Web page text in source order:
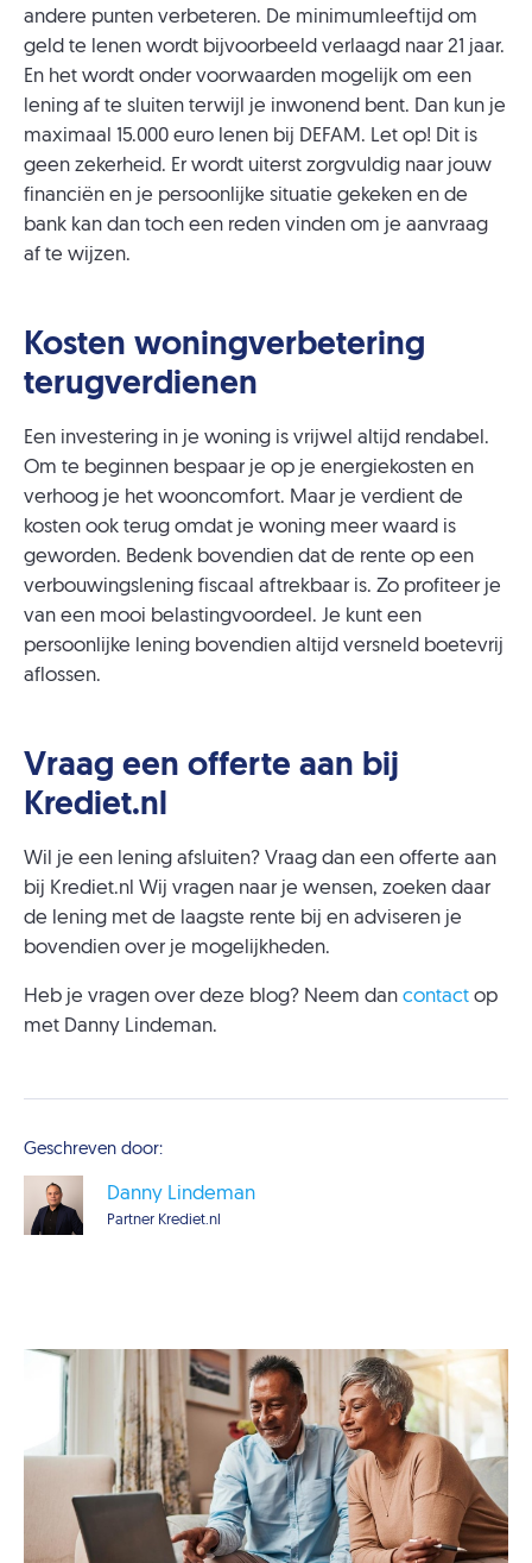
andere punten verbeteren. De minimumleeftijd om
geld te lenen wordt bijvoorbeeld verlaagd naar 21 jaar.
En het wordt onder voorwaarden mogelijk om een
lening af te sluiten terwijl je inwonend bent. Dan kun je
maximaal 15.000 euro lenen bij DEFAM. Let op! Dit is
geen zekerheid. Er wordt uiterst zorgvuldig naar jouw
financiën en je persoonlijke situatie gekeken en de
bank kan dan toch een reden vinden om je aanvraag
af te wijzen.
Kosten woningverbetering
terugverdienen
Een investering in je woning is vrijwel altijd rendabel.
Om te beginnen bespaar je op je energiekosten en
verhoog je het wooncomfort. Maar je verdient de
kosten ook terug omdat je woning meer waard is
geworden. Bedenk bovendien dat de rente op een
verbouwingslening fiscaal aftrekbaar is. Zo profiteer je
van een mooi belastingvoordeel. Je kunt een
persoonlijke lening bovendien altijd versneld boetevrij
aflossen.
Vraag een offerte aan bij
Krediet.nl
Wil je een lening afsluiten? Vraag dan een offerte aan
bij Krediet.nl Wij vragen naar je wensen, zoeken daar
de lening met de laagste rente bij en adviseren je
bovendien over je mogelijkheden.
Heb je vragen over deze blog? Neem dan contact op
met Danny Lindeman.
Geschreven door:
Danny Lindeman
Partner Krediet.nl